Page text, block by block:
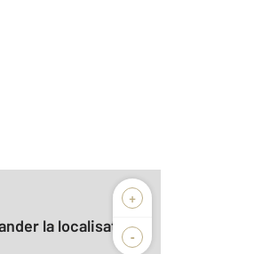
+
-
la localisation